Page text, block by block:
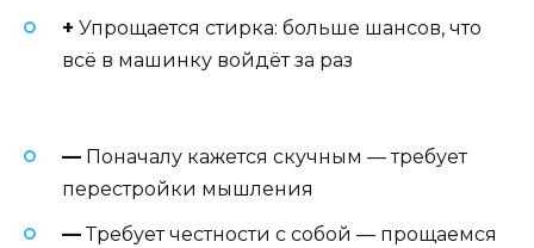
+ Упрощается стирка: больше шансов, что
всё в машинку войдёт за раз
— Поначалу кажется скучным — требует
перестройки мышления
—Требует честности с собой — прощаемся